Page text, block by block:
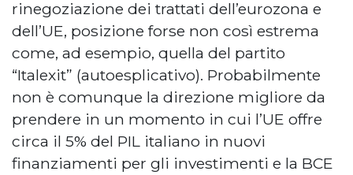
rinegoziazione dei trattati dell’eurozona e
dell’UE, posizione forse non così estrema
come, ad esempio, quella del partito
“Italexit” (autoesplicativo). Probabilmente
non è comunque la direzione migliore da
prendere in un momento in cui l’UE offre
circa il 5% del PIL italiano in nuovi
finanziamenti per gli investimenti e la BCE